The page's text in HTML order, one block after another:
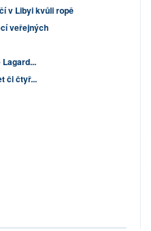
v Libyi kvůli ropě
veřejných
či čtyř...